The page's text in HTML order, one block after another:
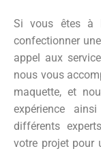
Si vous êtes à
confectionner
appel aux
nous vous
maquette, et
expérience
différents
votre projet pour